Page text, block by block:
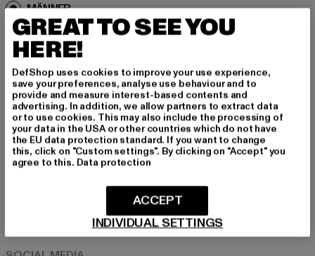
MÄNNER
FRAUEN
E-MAIL
ANMELDEN
Informationen dazu, wie DefShop mit Deinen Daten umgeht, findest Du
in unserer Datenschutzerklärung. Du kannst Dich jederzeit kostenfei
abmelden.Datenschutzerklärung lesen.
Play market
GREAT TO SEE YOU
HERE!
DefShop uses cookies to improve your use experience,
save your preferences, analyse use behaviour and to
provide and measure interest-based contents and
advertising. In addition, we allow partners to extract data
or to use cookies. This may also include the processing of
your data in the USA or other countries which do not have
the EU data protection standard. If you want to change
this, click on "Custom settings". By clicking on "Accept" you
agree to this. Data protection
INDIVIDUAL SETTINGS
ACCEPT